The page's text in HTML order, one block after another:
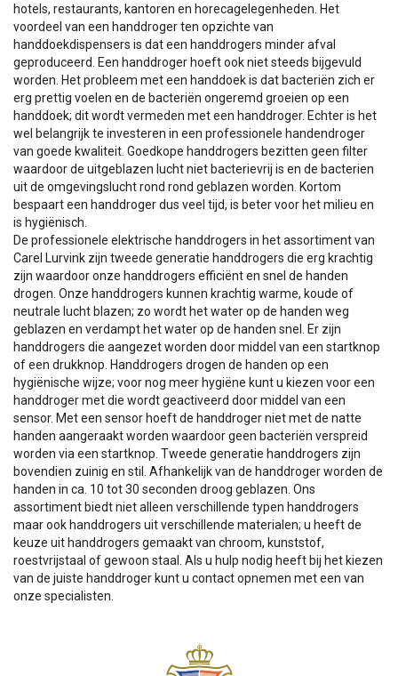
hotels, restaurants, kantoren en horecagelegenheden. Het
voordeel van een handdroger ten opzichte van
handdoekdispensers is dat een handdrogers minder afval
geproduceerd. Een handdroger hoeft ook niet steeds bijgevuld
worden. Het probleem met een handdoek is dat bacteriën zich er
erg prettig voelen en de bacteriën ongeremd groeien op een
handdoek; dit wordt vermeden met een handdroger. Echter is het
wel belangrijk te investeren in een professionele handendroger
van goede kwaliteit. Goedkope handdrogers bezitten geen filter
waardoor de uitgeblazen lucht niet bacterievrij is en de bacterien
uit de omgevingslucht rond rond geblazen worden. Kortom
bespaart een handdroger dus veel tijd, is beter voor het milieu en
is hygiënisch.
De professionele elektrische handdrogers in het assortiment van
Carel Lurvink zijn tweede generatie handdrogers die erg krachtig
zijn waardoor onze handdrogers efficiënt en snel de handen
drogen. Onze handdrogers kunnen krachtig warme, koude of
neutrale lucht blazen; zo wordt het water op de handen weg
geblazen en verdampt het water op de handen snel. Er zijn
handdrogers die aangezet worden door middel van een startknop
of een drukknop. Handdrogers drogen de handen op een
hygiënische wijze; voor nog meer hygiëne kunt u kiezen voor een
handdroger met die wordt geactiveerd door middel van een
sensor. Met een sensor hoeft de handdroger niet met de natte
handen aangeraakt worden waardoor geen bacteriën verspreid
worden via een startknop. Tweede generatie handdrogers zijn
bovendien zuinig en stil. Afhankelijk van de handdroger worden de
handen in ca. 10 tot 30 seconden droog geblazen. Ons
assortiment biedt niet alleen verschillende typen handdrogers
maar ook handdrogers uit verschillende materialen; u heeft de
keuze uit handdrogers gemaakt van chroom, kunststof,
roestvrijstaal of gewoon staal. Als u hulp nodig heeft bij het kiezen
van de juiste handdroger kunt u contact opnemen met een van
onze specialisten.